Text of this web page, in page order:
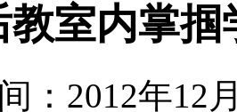
室内掌掴
：2012年12